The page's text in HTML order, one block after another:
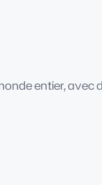
entier,